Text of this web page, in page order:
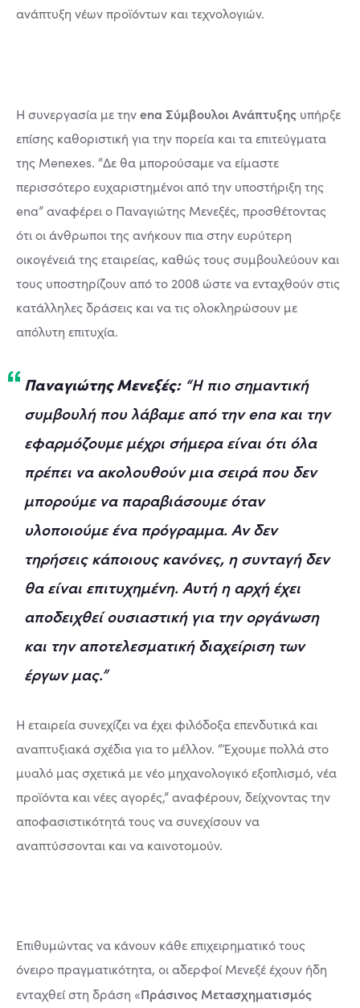
ανάπτυξη νέων προϊόντων και τεχνολογιών.
Η συνεργασία με τηνena Σύμβουλοι Ανάπτυξης υπήρξε
επίσης καθοριστική για την πορεία και τα επιτεύγματα
της Menexes. “Δε θα μπορούσαμε να είμαστε
περισσότερο ευχαριστημένοι από την υποστήριξη της
ena” αναφέρει ο Παναγιώτης Μενεξές, προσθέτοντας
ότι οι άνθρωποι της ανήκουν πια στην ευρύτερη
οικογένειά της εταιρείας, καθώς τους συμβουλεύουν και
τους υποστηρίζουν από το 2008 ώστε να ενταχθούν στις
κατάλληλες δράσεις και να τις ολοκληρώσουν με
απόλυτη επιτυχία.
Παναγιώτης Μενεξές:“Η πιο σημαντική
συμβουλή που λάβαμε από την ena και την
εφαρμόζουμε μέχρι σήμερα είναι ότι όλα
πρέπει να ακολουθούν μια σειρά που δεν
μπορούμε να παραβιάσουμε όταν
υλοποιούμε ένα πρόγραμμα. Αν δεν
τηρήσεις κάποιους κανόνες, η συνταγή δεν
θα είναι επιτυχημένη. Αυτή η αρχή έχει
αποδειχθεί ουσιαστική για την οργάνωση
και την αποτελεσματική διαχείριση των
έργων μας.”
H εταιρεία συνεχίζει να έχει φιλόδοξα επενδυτικά και
αναπτυξιακά σχέδια για το μέλλον. “Έχουμε πολλά στο
μυαλό μας σχετικά με νέο μηχανολογικό εξοπλισμό, νέα
προϊόντα και νέες αγορές,” αναφέρουν, δείχνοντας την
αποφασιστικότητά τους να συνεχίσουν να
αναπτύσσονται και να καινοτομούν.
Επιθυμώντας να κάνουν κάθε επιχειρηματικό τους
όνειρο πραγματικότητα, οι αδερφοί Μενεξέ έχουν ήδη
ενταχθεί στη δράση «Πράσινος Μετασχηματισμός